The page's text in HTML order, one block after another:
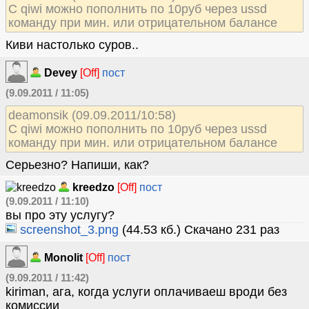
С qiwi можно пополнить по 10руб через ussd
команду при мин. или отрицательном балансе
Киви настолько суров..
Devey [Off] пост
(9.09.2011 / 11:05)
deamonsik (09.09.2011/10:58)
С qiwi можно пополнить по 10руб через ussd
команду при мин. или отрицательном балансе
Серьезно? Напиши, как?
kreedzo [Off] пост
(9.09.2011 / 11:10)
вы про эту услугу?
screenshot_3.png (44.53 кб.) Скачано 231 раз
Monolit [Off] пост
(9.09.2011 / 11:42)
kiriman, ага, когда услуги оплачиваеш вроди без
комиссии